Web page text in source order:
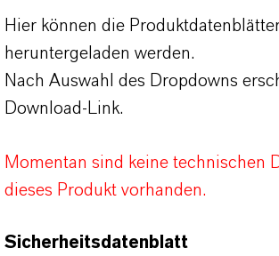
Hier können die
heruntergeladen werden.
Nach Auswahl des Dropdowns
Download-Link.
Momentan sind keine technischen
dieses Produkt vorhanden.
Sicherheitsdatenblatt